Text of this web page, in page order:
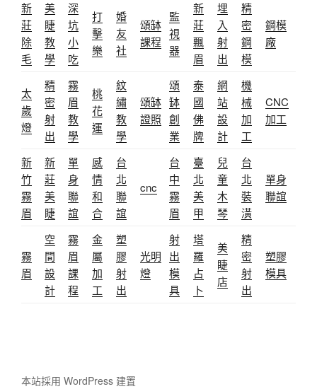
新
莊
除
毛
美
睫
教
學
深
坑
小
吃
打
擊
樂
婚
友
社
頌缽
課程
監
視
器
新
莊
飄
眉
埋
入
射
出
精
密
鋼
模
鋼模
廠
太
歲
燈
精
密
射
出
霧
眉
教
學
桃
花
運
紋
繡
教
學
頌缽
證照
頌
缽
創
業
泰
國
佛
牌
網
站
設
計
機
械
加
工
CNC
加工
新
竹
霧
眉
新
莊
美
睫
單
身
聯
誼
感
情
和
合
台
北
聯
誼
cnc
台
中
霧
眉
臺
北
美
甲
兒
童
木
琴
台
北
裝
潢
單身
聯誼
霧
眉
空
間
設
計
霧
眉
課
程
金
屬
加
工
塑
膠
射
出
光明
燈
射
出
模
具
塔
羅
占
卜
美
睫
店
精
密
射
出
塑膠
模具
本站採用 WordPress 建置